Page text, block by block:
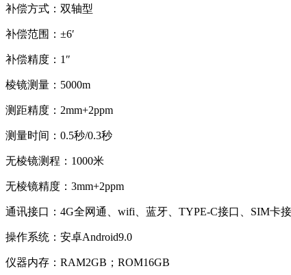
补偿方式：双轴型
补偿范围：±6′
补偿精度：1″
棱镜测量：5000m
测距精度：2mm+2ppm
测量时间：0.5秒/0.3秒
无棱镜测程：1000米
无棱镜精度：3mm+2ppm
通讯接口：4G全网通、wifi、蓝牙、TYPE-C接口、SIM卡
操作系统：安卓Android9.0
仪器内存：RAM2GB；ROM16GB